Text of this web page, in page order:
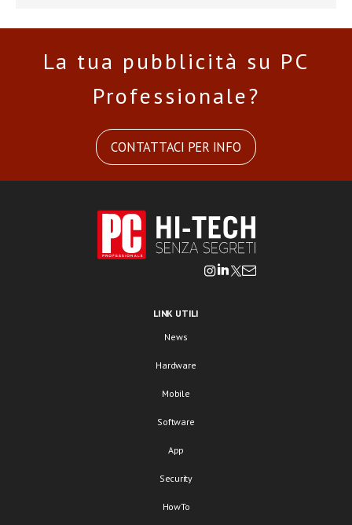
La tua pubblicità su PC
Professionale?
CONTATTACI PER INFO
LINK UTILI
News
Hardware
Mobile
Software
App
Security
HowTo